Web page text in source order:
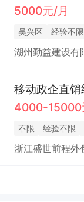
5000元/月
吴兴区 经验不限
湖州勤益建设有
移动政企直销
4000-15000
不限 经验不限
浙江盛世前程外